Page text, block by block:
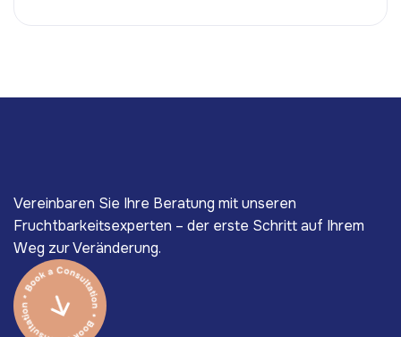
Vereinbaren Sie Ihre Beratung mit unseren
Fruchtbarkeitsexperten – der erste Schritt auf Ihrem
Weg zur Veränderung.